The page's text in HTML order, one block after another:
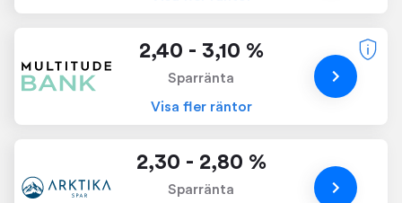
2,40 - 3,10 %
Sparränta
Visa fler räntor
2,30 - 2,80 %
Sparränta